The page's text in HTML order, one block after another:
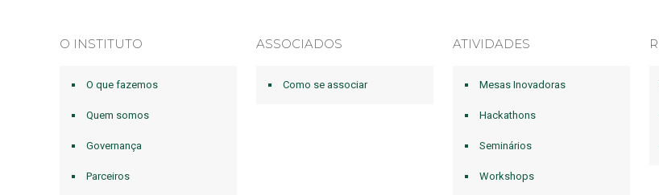
O INSTITUTO
O que fazemos
Quem somos
Governança
Parceiros
ASSOCIADOS
Como se associar
ATIVIDADES
Mesas Inovadoras
Hackathons
Seminários
Workshops